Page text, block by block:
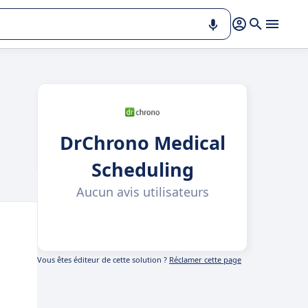
DrChrono Medical
Scheduling
Aucun avis utilisateurs
Vous êtes éditeur de cette solution ? Réclamer cette page